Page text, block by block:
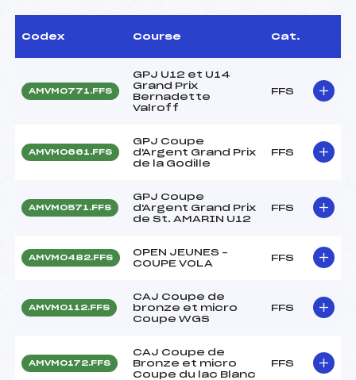
Codex Course Cat.
AMVM0771.FFS
GPJ U12 et U14
Grand Prix
Bernadette
Valroff
FFS
AMVM0661.FFS
GPJ Coupe
d'Argent Grand Prix
de la Godille
FFS
AMVM0571.FFS
GPJ Coupe
d'Argent Grand Prix
de St. AMARIN U12
FFS
AMVM0482.FFS
OPEN JEUNES –
COUPE VOLA
FFS
AMVM0112.FFS
CAJ Coupe de
bronze et micro
Coupe WGS
FFS
AMVM0172.FFS
CAJ Coupe de
Bronze et micro
Coupe du lac Blanc
FFS